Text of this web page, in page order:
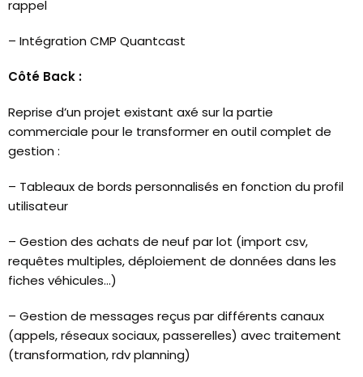
rappel
– Intégration CMP Quantcast
Côté Back :
Reprise d’un projet existant axé sur la partie
commerciale pour le transformer en outil complet de
gestion :
– Tableaux de bords personnalisés en fonction du profil
utilisateur
– Gestion des achats de neuf par lot (import csv,
requêtes multiples, déploiement de données dans les
fiches véhicules…)
– Gestion de messages reçus par différents canaux
(appels, réseaux sociaux, passerelles) avec traitement
(transformation, rdv planning)